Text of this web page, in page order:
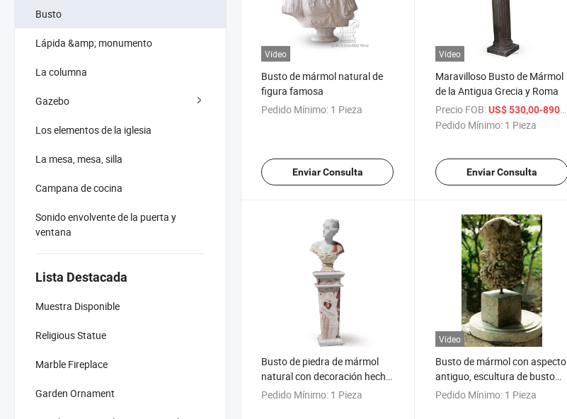
Busto
Lápida &amp; monumento
La columna
Gazebo
Los elementos de la iglesia
La mesa, mesa, silla
Campana de cocina
Sonido envolvente de la puerta y
ventana
Lista Destacada
Muestra Disponible
Religious Statue
Marble Fireplace
Garden Ornament
Vídeo
Busto de mármol natural de
figura famosa
Pedido Mínimo: 1 Pieza
Enviar Consulta
Vídeo
Maravilloso Busto de Mármol
de la Antigua Grecia y Roma
Precio FOB: US$ 530,00-890,00
Pedido Mínimo: 1 Pieza
Enviar Consulta
Busto de piedra de mármol
natural con decoración hecha
a medida para el hogar
Pedido Mínimo: 1 Pieza
Vídeo
Busto de mármol con aspecto
antiguo, escultura de busto
cara-fas
Pedido Mínimo: 1 Pieza